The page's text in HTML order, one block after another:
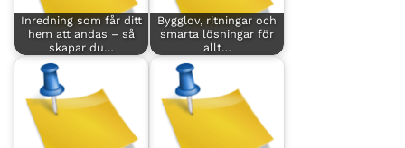
Inredning som får ditt
hem att andas – så
skapar du…
Bygglov, ritningar och
smarta lösningar för
allt…